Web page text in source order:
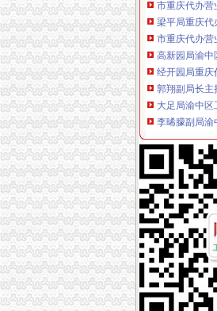
梁平局重庆代
市重庆代办营
高新园局渝中
经开园局重庆
郭翔副局长主
大足局渝中区
李晞朦副局渝
高新园局渝中
巴南局重庆代
丰都局重庆代
郭翔副局渝中
南川局重庆
万州局化合同
巫山县工商局
荣昌县工商局
万盛区全体
郭翔、渝中区
大足县工商局
黔江区工商